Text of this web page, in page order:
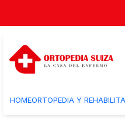
HOMEORTOPEDIA Y
Sueros y
Sueros fisiológicos